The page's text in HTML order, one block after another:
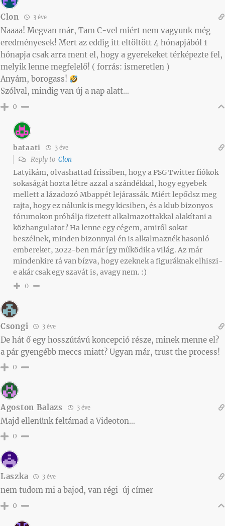
Clon 3 éve
Naaaa! Megvan már, Tam C-vel miért nem vagyunk még
eredményesek! Mert az eddig itt eltöltött 4 hónapjából 1
hónapja csak arra ment el, hogy a gyerekeket térképezte fel,
melyik lenne megfelelő! ( forrás: ismeretlen )
Anyám, borogass!
Szólval, mindig van új a nap alatt…
0
bataati 3 éve
Reply to Clon
Latyikám, olvashattad frissiben, hogy a PSG Twitter fiókok
sokaságát hozta létre azzal a szándékkal, hogy egyebek
mellett a lázadozó Mbappét lejárassák. Miért lepődsz meg
rajta, hogy ez nálunk is megy kicsiben, és a klub bizonyos
fórumokon próbálja fizetett alkalmazottakkal alakítani a
közhangulatot? Ha lenne egy cégem, amiről sokat
beszélnek, minden bizonnyal én is alkalmaznék hasonló
embereket, 2022-ben már így működik a világ. Az már
mindenkire rá van bízva, hogy ezeknek a figuráknak elhiszi-
e akár csak egy szavát is, avagy nem. :)
0
Csongi 3 éve
De hát ő egy hosszútávú koncepció része, minek menne el?
a pár gyengébb meccs miatt? Ugyan már, trust the process!
0
Agoston Balazs 3 éve
Majd ellenünk feltámad a Videoton…
0
Laszka 3 éve
nem tudom mi a bajod, van régi-új címer
0